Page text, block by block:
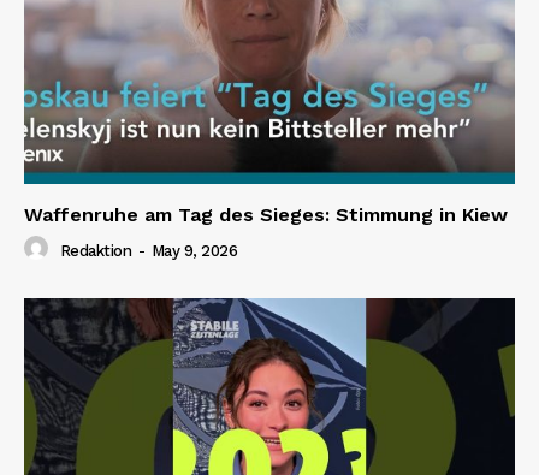
Waffenruhe am Tag des Sieges: Stimmung in Kiew
Redaktion - May 9, 2026